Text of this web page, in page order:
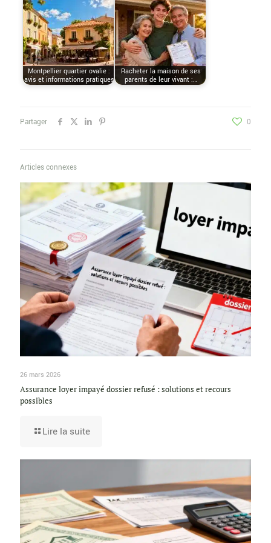
Montpellier quartier ovalie :
avis et informations pratiques
Racheter la maison de ses
parents de leur vivant :…
Partager 0
Articles connexes
26 mars 2026
Assurance loyer impayé dossier refusé : solutions et recours
possibles
Lire la suite